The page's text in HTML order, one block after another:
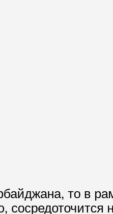
то в
сосредоточится